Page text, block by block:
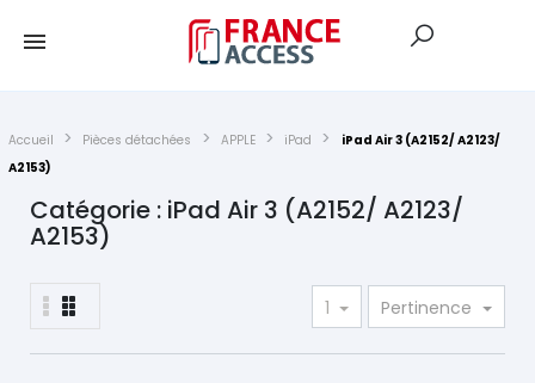
Accueil Pièces détachées APPLE iPad
iPad Air 3 (A2152/ A2123/
A2153)
Catégorie : iPad Air 3 (A2152/ A2123/
A2153)
1 Pertinence